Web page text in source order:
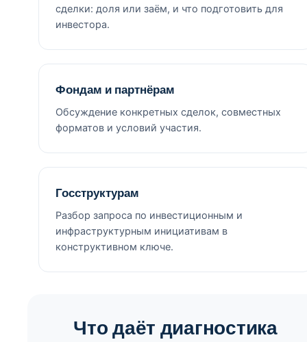
сделки: доля или заём, и что подготовить для
инвестора.
Фондам и партнёрам
Обсуждение конкретных сделок, совместных
форматов и условий участия.
Госструктурам
Разбор запроса по инвестиционным и
инфраструктурным инициативам в
конструктивном ключе.
Что даёт диагностика